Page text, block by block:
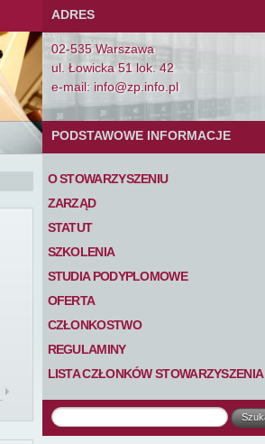
ADRES
02-535 Warszawa
ul. Łowicka 51 lok. 42
e-mail: info@zp.info.pl
PODSTAWOWE INFORMACJE
O STOWARZYSZENIU
ZARZĄD
STATUT
SZKOLENIA
STUDIA PODYPLOMOWE
OFERTA
CZŁONKOSTWO
REGULAMINY
LISTA CZŁONKÓW STOWARZYSZENIA